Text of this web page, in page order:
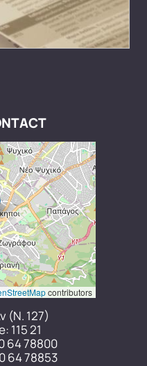
contributors
(N. 127)
115 21
64 78800
64 78853